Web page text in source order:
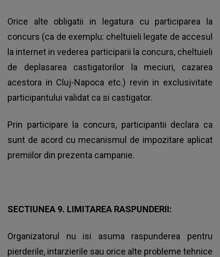
Orice alte obligatii in legatura cu participarea la
concurs (ca de exemplu: cheltuieli legate de accesul
la internet in vederea participarii la concurs, cheltuieli
de deplasarea castigatorilor la meciuri, cazarea
acestora in Cluj-Napoca etc.) revin in exclusivitate
participantului validat ca si castigator.
Prin participare la concurs, participantii declara ca
sunt de acord cu mecanismul de impozitare aplicat
premiilor din prezenta campanie.
SECTIUNEA 9. LIMITAREA RASPUNDERII:
Organizatorul nu isi asuma raspunderea pentru
pierderile, intarzierile sau orice alte probleme tehnice